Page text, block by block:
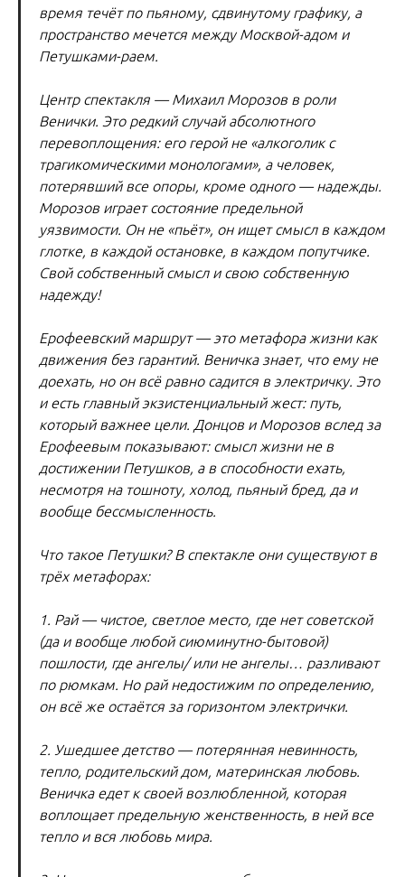
время течёт по пьяному, сдвинутому графику, а
пространство мечется между Москвой-адом и
Петушками-раем.
Центр спектакля — Михаил Морозов в роли
Венички. Это редкий случай абсолютного
перевоплощения: его герой не «алкоголик с
трагикомическими монологами», а человек,
потерявший все опоры, кроме одного — надежды.
Морозов играет состояние предельной
уязвимости. Он не «пьёт», он ищет смысл в каждом
глотке, в каждой остановке, в каждом попутчике.
Свой собственный смысл и свою собственную
надежду!
Ерофеевский маршрут — это метафора жизни как
движения без гарантий. Веничка знает, что ему не
доехать, но он всё равно садится в электричку. Это
и есть главный экзистенциальный жест: путь,
который важнее цели. Донцов и Морозов вслед за
Ерофеевым показывают: смысл жизни не в
достижении Петушков, а в способности ехать,
несмотря на тошноту, холод, пьяный бред, да и
вообще бессмысленность.
Что такое Петушки? В спектакле они существуют в
трёх метафорах:
1. Рай — чистое, светлое место, где нет советской
(да и вообще любой сиюминутно-бытовой)
пошлости, где ангелы/ или не ангелы… разливают
по рюмкам. Но рай недостижим по определению,
он всё же остаётся за горизонтом электрички.
2. Ушедшее детство — потерянная невинность,
тепло, родительский дом, материнская любовь.
Веничка едет к своей возлюбленной, которая
воплощает предельную женственность, в ней все
тепло и вся любовь мира.